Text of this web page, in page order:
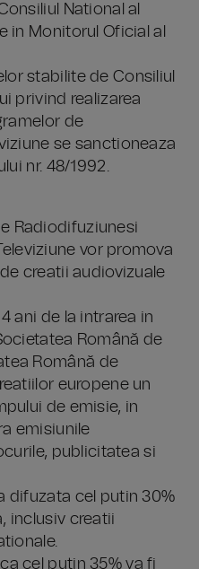
National al
in Monitorul Oficial al
stabilite de Consiliul
privind realizarea
de
se sanctioneaza
nr. 48/1992.
Radiodifuziunesi
vor promova
creatii audiovizuale
ani de la intrarea in
Română de
Română de
europene un
de emisie, in
emisiunile
publicitatea si
difuzata cel putin 30%
inclusiv creatii
cel putin 35% va fi